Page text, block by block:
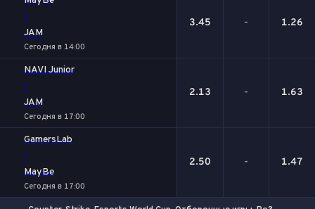
-
JAM
Сегодня в 14:00
3.45 - 1.26
NAVI Junior
-
JAM
Сегодня в 17:00
2.13 - 1.63
GamersLab
-
MayBe
Сегодня в 17:00
2.50 - 1.47